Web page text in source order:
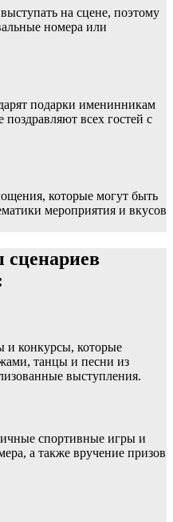
на сцене, поэтому
номера или
подарки именинникам
всех гостей с
которые могут быть
мероприятия и вкусов
и конкурсы, которые
танцы и песни из
выступления.
спортивные игры и
а также вручение призов